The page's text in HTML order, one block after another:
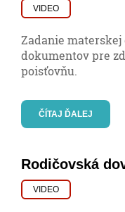
VIDEO
Zadanie
dokumentov pre
poisťovňu.
ČÍTAJ ĎALEJ
Rodičovská
VIDEO